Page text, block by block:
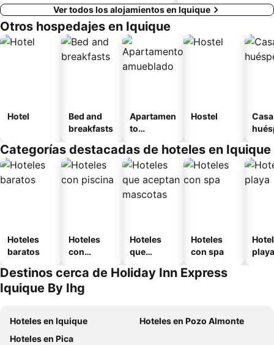
Ver todos los alojamientos en Iquique
Otros hospedajes en Iquique
Hotel
Bed and
breakfasts
Apartamen
to
o
Hostel
Categorías destacadas de hoteles en Iquique
Hoteles
baratos
Hoteles
con
Hoteles
que
mascotas
Hoteles
con spa
playa
Destinos cerca de Holiday Inn Express
Iquique By Ihg
Hoteles en Iquique
Hoteles en Pozo Almonte
Hoteles en Pica